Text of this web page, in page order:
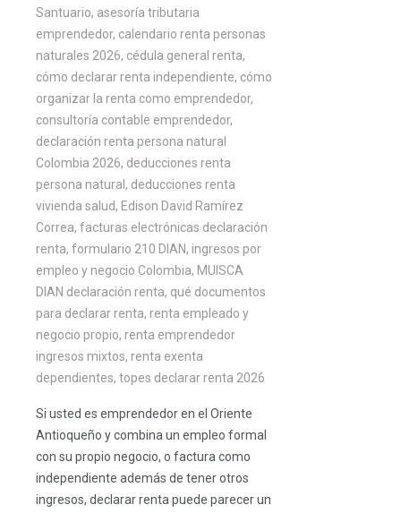
Santuario, asesoría tributaria
emprendedor, calendario renta personas
naturales 2026, cédula general renta,
cómo declarar renta independiente, cómo
organizar la renta como emprendedor,
consultoría contable emprendedor,
declaración renta persona natural
Colombia 2026, deducciones renta
persona natural , deducciones renta
vivienda salud, Edison David Ramírez
Correa, facturas electrónicas declaración
renta, formulario 210 DIAN, ingresos por
empleo y negocio Colombia, MUISCA
DIAN declaración renta, qué documentos
para declarar renta, renta empleado y
negocio propio, renta emprendedor
ingresos mixtos, renta exenta
dependientes, topes declarar renta 2026
Si usted es emprendedor en el Oriente
Antioqueño y combina un empleo formal
con su propio negocio, o factura como
independiente además de tener otros
ingresos, declarar renta puede parecer un